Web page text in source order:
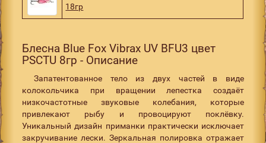
18гр
Блесна Blue Fox Vibrax UV BFU3 цвет
PSCTU 8гр - Описание
Запатентованное тело из двух частей в виде
колокольчика при вращении лепестка создаёт
низкочастотные звуковые колебания, которые
привлекают рыбу и провоцируют поклёвку.
Уникальный дизайн приманки практически исключает
закручивание лески. Зеркальная полировка отражает